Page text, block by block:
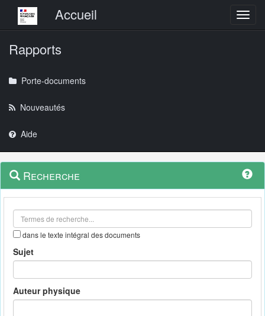
Menu principalAccueil
Rapports
Porte-documents
Nouveautés
Aide
Navigation
outils
Menu
contextuel
Recherche
dans le texte intégral des documents
Sujet
Auteur physique